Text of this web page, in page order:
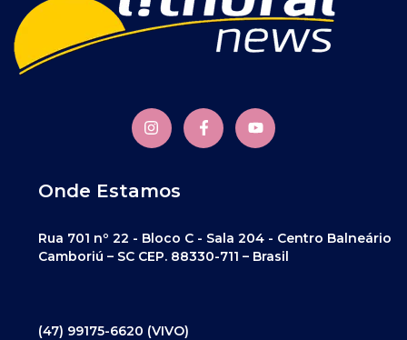
Onde Estamos
Rua 701 nº 22 - Bloco C - Sala 204 - Centro Balneário
Camboriú – SC CEP. 88330-711 – Brasil
(47) 99175-6620 (VIVO)